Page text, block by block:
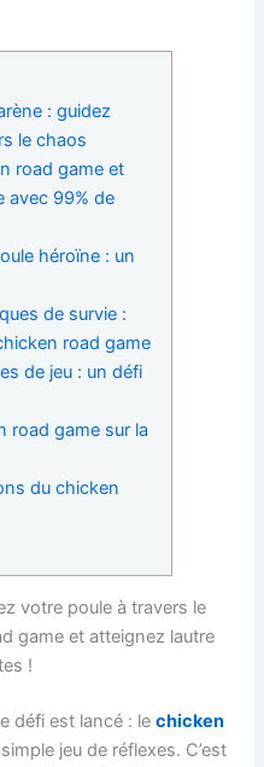
: guidez
le chaos
road game et
avec 99% de
héroïne : un
de survie :
road game
de jeu : un défi
road game sur la
du chicken
votre poule à travers le
game et atteignez lautre
!
défi est lancé : lechicken
jeu de réflexes. C’est